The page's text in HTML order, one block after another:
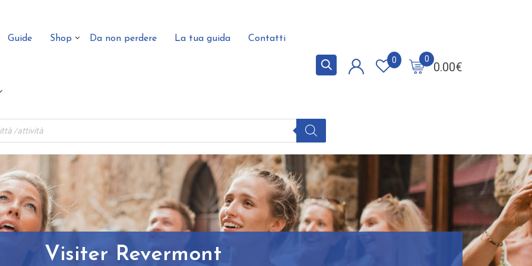
Guide Shop Da non perdere La tua guida Contatti
0.00€
0
0
Visiter Revermont